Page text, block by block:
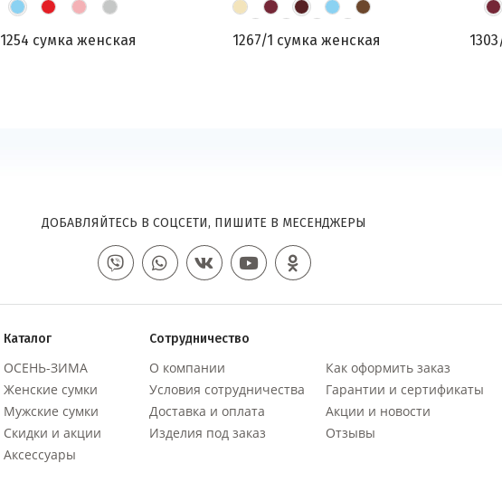
1254 сумка женская 1267/1 сумка женская
ДОБАВЛЯЙТЕСЬ В СОЦСЕТИ, ПИШИТЕ В МЕСЕНДЖЕРЫ
Каталог
ОСЕНЬ-ЗИМА
Женские сумки
Мужские сумки
Скидки и акции
Аксессуары
Сотрудничество
О компании
Как оформить заказ
Условия сотрудничества
Гарантии и сертификаты
Доставка и оплата
Акции и новости
Изделия под заказ
Отзывы